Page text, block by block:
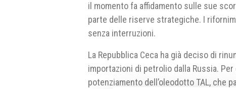
il momento fa affidamento sulle sue
parte delle riserve strategiche. I
senza interruzioni.
La Repubblica Ceca ha già deciso di
importazioni di petrolio dalla Russia.
potenziamento dell’oleodotto TAL, che